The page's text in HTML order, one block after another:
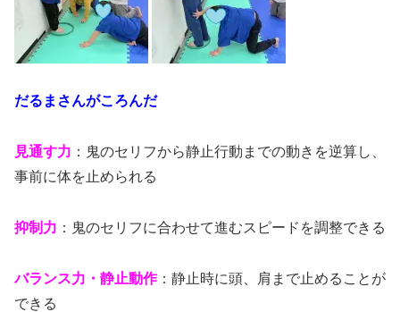
だるまさんがころんだ
見通す力 ：鬼のセリフから静止行動までの動きを逆算し、
事前に体を止められる
抑制力 ：鬼のセリフに合わせて進むスピードを調整できる
バランス力・静止動作：静止時に頭、肩まで止めることが
できる